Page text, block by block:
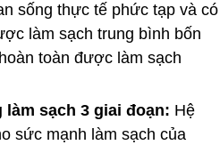
sống thực tế phức tạp và có
làm sạch trung bình bốn
toàn được làm sạch
sạch 3 giai đoạn: Hệ
sức mạnh làm sạch của